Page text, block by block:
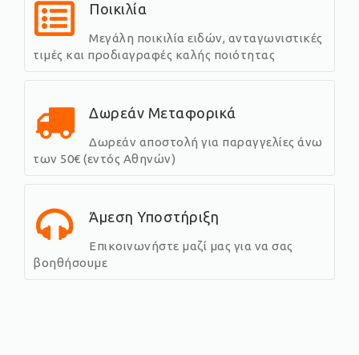
Ποικιλία
Μεγάλη ποικιλία ειδών, ανταγωνιστικές
τιμές και προδιαγραφές καλής ποιότητας
Δωρεάν Μεταφορικά
Δωρεάν αποστολή για παραγγελίες άνω
των 50€ (εντός Αθηνών)
Άμεση Υποστήριξη
Επικοινωνήστε μαζί μας για να σας
βοηθήσουμε